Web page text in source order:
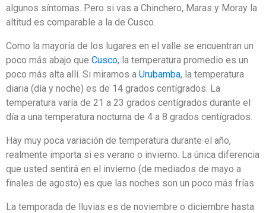
algunos síntomas. Pero si vas a Chinchero, Maras y Moray la
altitud es comparable a la de Cusco.
Como la mayoría de los lugares en el valle se encuentran un
poco más abajo que Cusco, la temperatura promedio es un
poco más alta allí. Si miramos a Urubamba, la temperatura
diaria (día y noche) es de 14 grados centígrados. La
temperatura varía de 21 a 23 grados centígrados durante el
día a una temperatura nocturna de 4 a 8 grados centígrados.
Hay muy poca variación de temperatura durante el año,
realmente importa si es verano o invierno. La única diferencia
que usted sentirá en el invierno (de mediados de mayo a
finales de agosto) es que las noches son un poco más frías.
La temporada de lluvias es de noviembre o diciembre hasta